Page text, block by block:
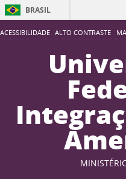
ACESSIBILIDADE ALTO CONTRASTE
BRASIL